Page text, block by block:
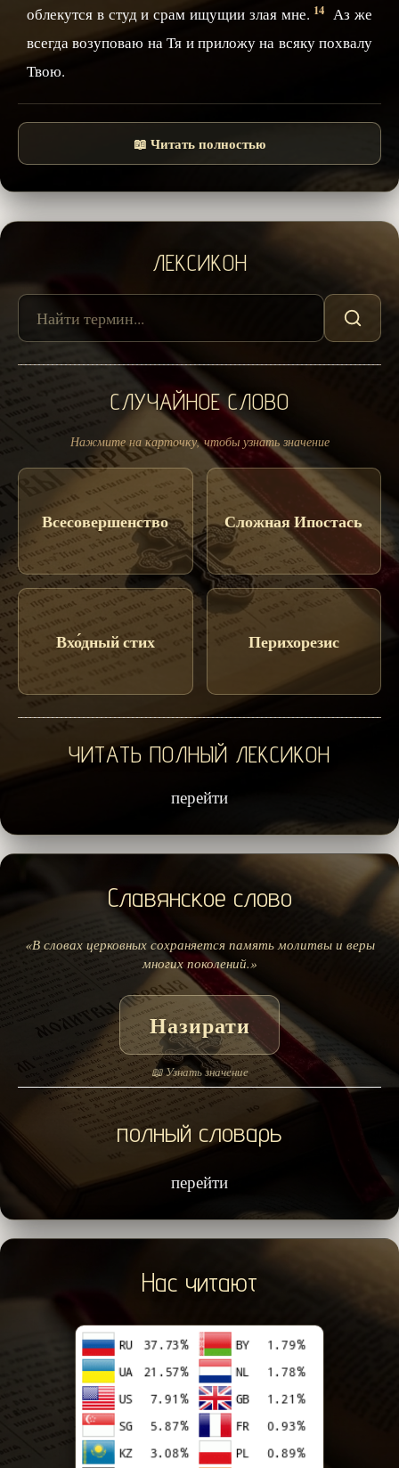
облекутся в студ и срам ищущии злая мне. 14 Аз же
всегда возуповаю на Тя и приложу на всяку похвалу
Твою.
📖 Читать полностью
ЛЕКСИКОН
СЛУЧАЙНОЕ СЛОВО
Нажмите на карточку, чтобы узнать значение
Всесовершенство Сложная Ипостась
Вхо́дный стих Перихорезис
ЧИТАТЬ ПОЛНЫЙ ЛЕКСИКОН
перейти
Славянское слово
«В словах церковных сохраняется память молитвы и веры
многих поколений.»
Назирати
📖 Узнать значение
полный словарь
перейти
Нас читают